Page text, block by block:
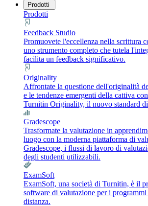
Prodotti
Prodotti
Feedback Studio
Promuovete l'eccellenza nella scrittura
uno strumento completo che tutela
facilita un feedback significativo.
Originality
Affrontate la questione dell'originalità
e le tendenze emergenti della cattiva
Turnitin Originality, il nuovo standard
Gradescope
Trasformate la valutazione in
luogo con la moderna piattaforma di
Gradescope, i flussi di lavoro di
degli studenti utilizzabili.
ExamSoft
ExamSoft, una società di Turnitin, è il
software di valutazione per i programmi
distanza.